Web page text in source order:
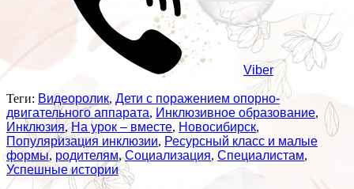
Viber
Теги: Видеоролик, Дети с поражением опорно-
двигательного аппарата, Инклюзивное образование,
Инклюзия,На урок – вместе, Новосибирск,
Популяризация инклюзии, Ресурсный класс и малые
формы, родителям,Социализация, Специалистам,
Успешные истории